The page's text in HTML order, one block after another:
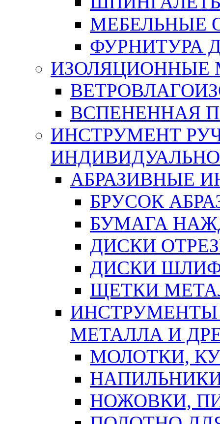
МЕБЕЛЬНЫЕ
ФУРНИТУРА
ИЗОЛЯЦИОННЫЕ
ВСПЕНЕННАЯ
ИНСТРУМЕНТ
АБРАЗИВНЫЕ
БРУСОК
БУМАГА
ДИСКИ
ДИСКИ
ЩЕТКИ
ИНСТРУМЕНТЫ
МЕТАЛЛА И
МОЛОТКИ,
НОЖОВКИ,